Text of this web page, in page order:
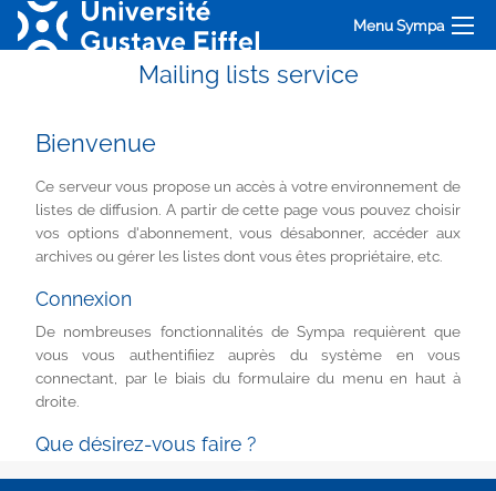
Menu Sympa
Mailing lists service
Bienvenue
Ce serveur vous propose un accès à votre environnement de
listes de diffusion. A partir de cette page vous pouvez choisir
vos options d'abonnement, vous désabonner, accéder aux
archives ou gérer les listes dont vous êtes propriétaire, etc.
Connexion
De nombreuses fonctionnalités de Sympa requièrent que
vous vous authentifiiez auprès du système en vous
connectant, par le biais du formulaire du menu en haut à
droite.
Que désirez-vous faire ?